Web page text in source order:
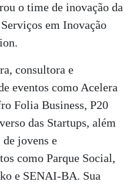
o time de inovação da
em Inovação
consultora e
eventos como Acelera
Folia Business, P20
das Startups, além
jovens e
como Parque Social,
e SENAI-BA. Sua